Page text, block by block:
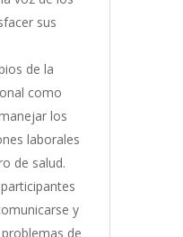
sus
de la
como
los
laborales
de salud.
y
de